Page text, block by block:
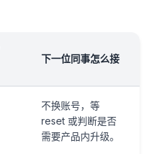
下一位同事怎么接
不换账号，等
reset 或判断是否
需要产品内升级。